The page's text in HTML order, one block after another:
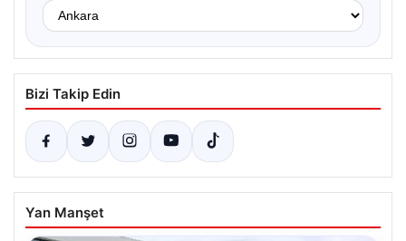
Bizi Takip Edin
Yan Manşet